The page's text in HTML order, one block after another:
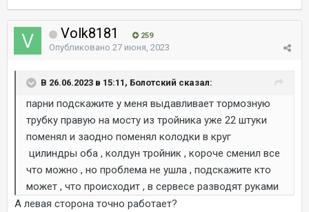
Volk8181 259
Опубликовано 27 июня, 2023
В 26.06.2023 в 15:11, Болотский сказал:
парни подскажите у меня выдавливает тормозную
трубку правую на мосту из тройника уже 22 штуки
поменял и заодно поменял колодки в круг
цилиндры оба , колдун тройник , короче сменил все
что можно , но проблема не ушла , подскажите кто
может , что происходит , в сервесе разводят руками
А левая сторона точно работает?